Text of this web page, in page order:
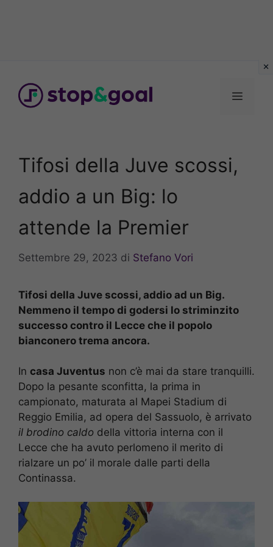
contenuto
Menu
Tifosi della Juve scossi,
addio a un Big: lo
attende la Premier
Settembre 29, 2023 di Stefano Vori
Tifosi della Juve scossi, addio ad un Big.
Nemmeno il tempo di godersi lo striminzito
successo contro il Lecce che il popolo
bianconero trema ancora.
In casa Juventus non c’è mai da stare tranquilli.
Dopo la pesante sconfitta, la prima in
campionato, maturata al Mapei Stadium di
Reggio Emilia, ad opera del Sassuolo, è arrivato
il brodino caldo della vittoria interna con il
Lecce che ha avuto perlomeno il merito di
rialzare un po’ il morale dalle parti della
Continassa.